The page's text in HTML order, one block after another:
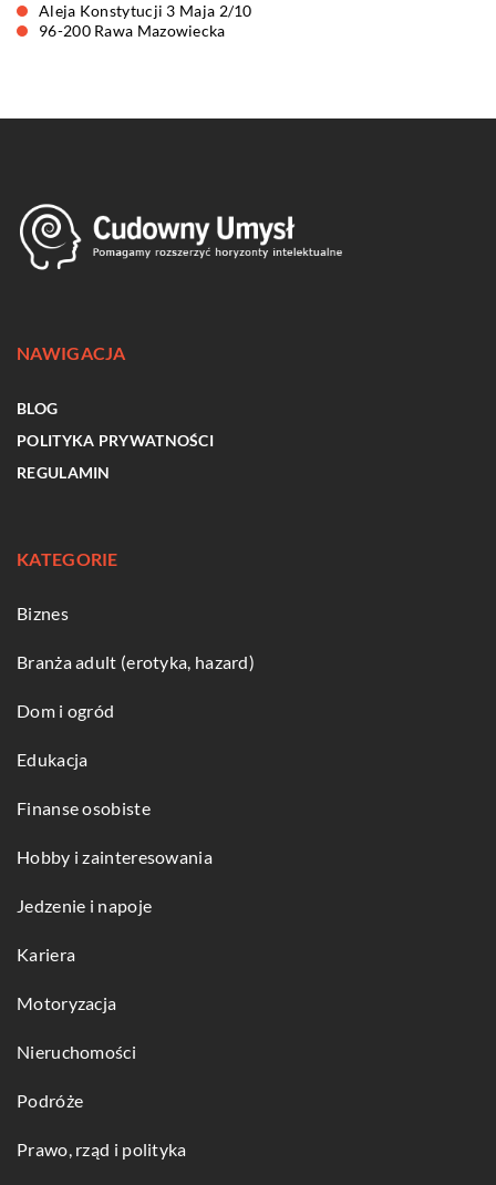
Aleja Konstytucji 3 Maja 2/10
96-200 Rawa Mazowiecka
NAWIGACJA
BLOG
POLITYKA PRYWATNOŚCI
REGULAMIN
KATEGORIE
Biznes
Branża adult (erotyka, hazard)
Dom i ogród
Edukacja
Finanse osobiste
Hobby i zainteresowania
Jedzenie i napoje
Kariera
Motoryzacja
Nieruchomości
Podróże
Prawo, rząd i polityka